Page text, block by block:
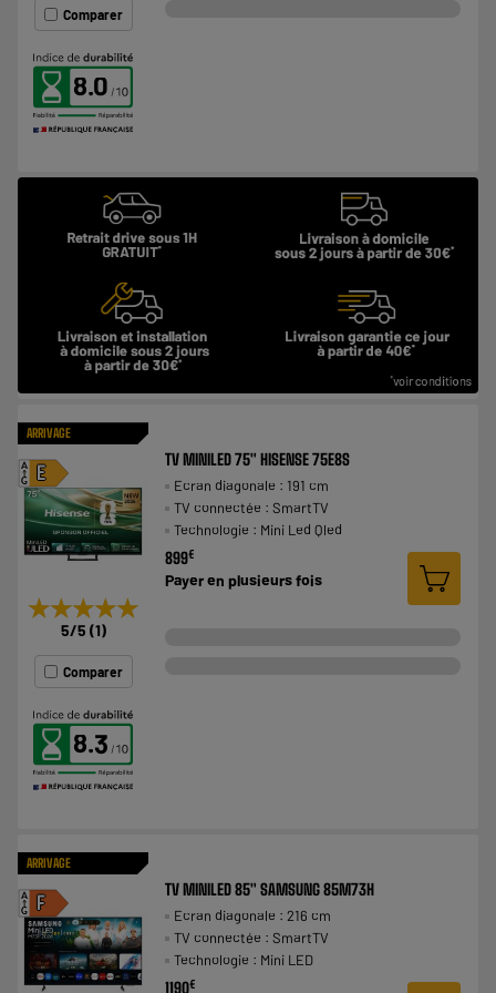
Comparer
8.0
ARRIVAGE
E
A
G
★★★★★
★★★★★
5/5 (1)
Comparer
8.3
TV MINILED 75" HISENSE 75E8S
Ecran diagonale : 191 cm
TV connectée : SmartTV
Technologie : Mini Led Qled
899€
Payer en plusieurs fois
ARRIVAGE
F
A
G
TV MINILED 85" SAMSUNG 85M73H
Ecran diagonale : 216 cm
TV connectée : SmartTV
Technologie : Mini LED
1190€